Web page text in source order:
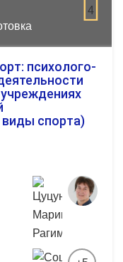
4
психолого-
спорта)